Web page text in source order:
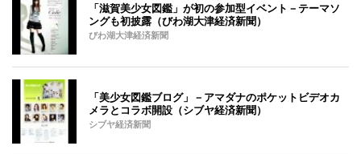
「滋賀美少女図鑑」が初の参加型イベント－テーマソ
ングも初披露（びわ湖大津経済新聞）
びわ湖大津経済新聞
「美少女図鑑ブログ」－アマダナのポケットビデオカ
メラとコラボ開設（シブヤ経済新聞）
シブヤ経済新聞